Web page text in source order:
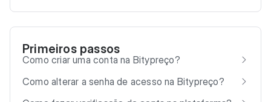
Primeiros passos
Como criar uma conta na Bitypreço?
Como alterar a senha de acesso na Bitypreço?